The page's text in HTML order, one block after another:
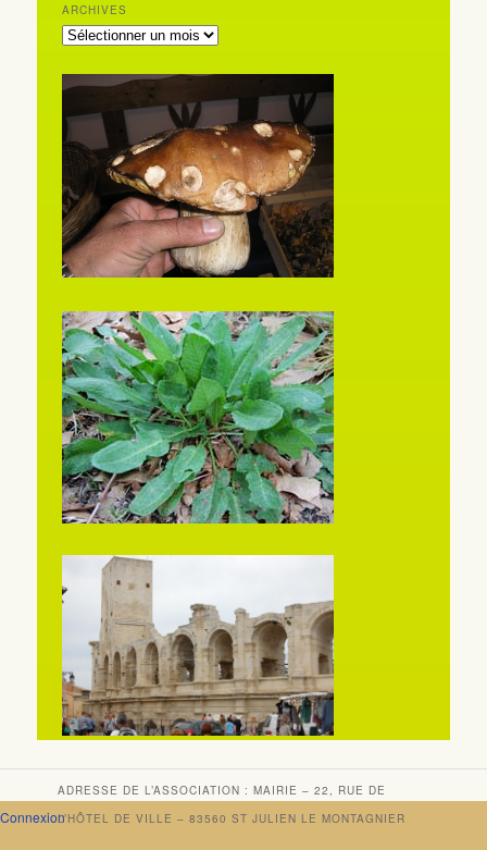
ARCHIVES
ARCHIVES
ADRESSE DE L’ASSOCIATION : MAIRIE – 22, RUE DE
L’HÔTEL DE VILLE – 83560 ST JULIEN LE MONTAGNIER
Connexion